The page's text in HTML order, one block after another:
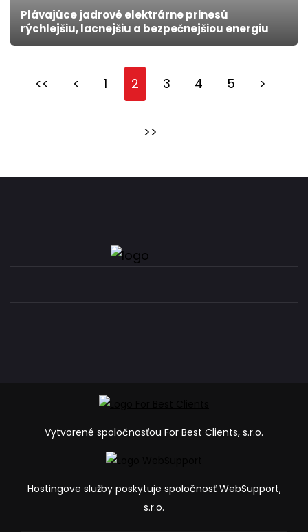
Plávajúce jadrové elektrárne prinesú
rýchlejšiu, lacnejšiu a bezpečnejšiou energiu
<< < 1 2 3 4 5 >
>>
Vytvorené spoločnosťou For Best Clients, s.r.o.
Hostingove služby poskytuje spoločnosť WebSupport,
s.r.o.